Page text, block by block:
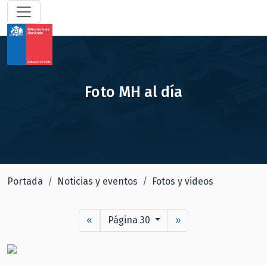
Foto MH al día
Portada Noticias y eventos Fotos y videos
« Página 30 »